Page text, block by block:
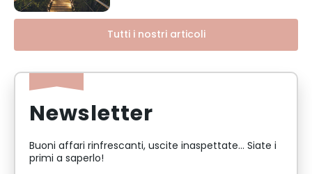
Tutti i nostri articoli
Newsletter
Buoni affari rinfrescanti, uscite inaspettate... Siate i
primi a saperlo!